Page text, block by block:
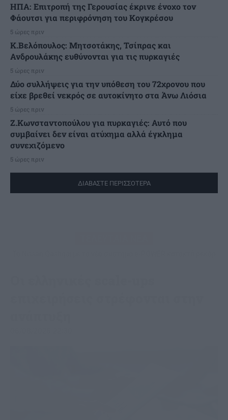
ΗΠΑ: Επιτροπή της Γερουσίας έκρινε ένοχο τον
Φάουτσι για περιφρόνηση του Κογκρέσου
5 ώρες πριν
K.Βελόπουλος: Μητσοτάκης, Τσίπρας και
Ανδρουλάκης ευθύνονται για τις πυρκαγιές
5 ώρες πριν
Δύο συλλήψεις για την υπόθεση του 72χρονου που
είχε βρεθεί νεκρός σε αυτοκίνητο στα Άνω Λιόσια
5 ώρες πριν
Ζ.Κωνσταντοπούλου για πυρκαγιές: Αυτό που
συμβαίνει δεν είναι ατύχημα αλλά έγκλημα
συνεχιζόμενο
5 ώρες πριν
ΔΙΑΒΑΣΤΕ ΠΕΡΙΣΣΟΤΕΡΑ